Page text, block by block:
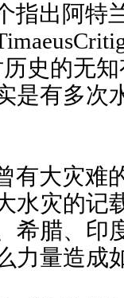
指出阿特
史的无
是有多次
有大灾难
水灾的记
希腊、印
力量造成